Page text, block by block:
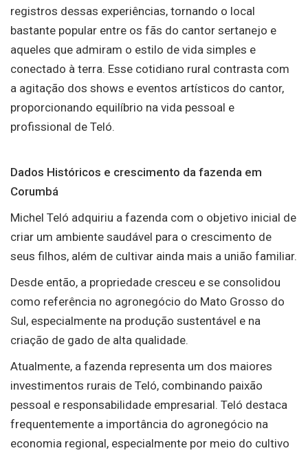
registros dessas experiências, tornando o local
bastante popular entre os fãs do cantor sertanejo e
aqueles que admiram o estilo de vida simples e
conectado à terra. Esse cotidiano rural contrasta com
a agitação dos shows e eventos artísticos do cantor,
proporcionando equilíbrio na vida pessoal e
profissional de Teló.
Dados Históricos e crescimento da fazenda em
Corumbá
Michel Teló adquiriu a fazenda com o objetivo inicial de
criar um ambiente saudável para o crescimento de
seus filhos, além de cultivar ainda mais a união familiar.
Desde então, a propriedade cresceu e se consolidou
como referência no agronegócio do Mato Grosso do
Sul, especialmente na produção sustentável e na
criação de gado de alta qualidade.
Atualmente, a fazenda representa um dos maiores
investimentos rurais de Teló, combinando paixão
pessoal e responsabilidade empresarial. Teló destaca
frequentemente a importância do agronegócio na
economia regional, especialmente por meio do cultivo